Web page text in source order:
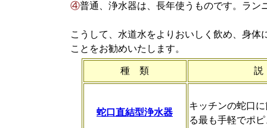
④普通、浄水器は、長年使うものです。ラン
こうして、水道水をよりおいしく飲め、身
ことをお勧めいたします。
種 類
蛇口直結型浄水器
キッチンの蛇口
る最も手軽でポ